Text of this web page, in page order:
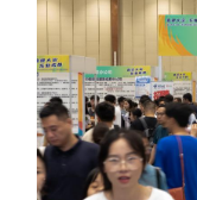
文化
访谈
法律 中